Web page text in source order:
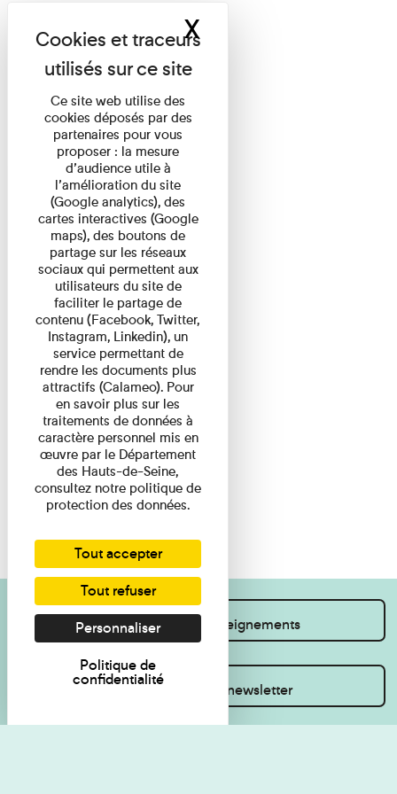
Je souhaite des renseignements
Inscrivez-vous à la newsletter
Ce site web utilise des
cookies déposés par des
partenaires pour vous
proposer : la mesure
d’audience utile à
l’amélioration du site
(Google analytics), des
cartes interactives (Google
maps), des boutons de
partage sur les réseaux
sociaux qui permettent aux
utilisateurs du site de
faciliter le partage de
contenu (Facebook, Twitter,
Instagram, Linkedin), un
service permettant de
rendre les documents plus
attractifs (Calameo). Pour
en savoir plus sur les
traitements de données à
caractère personnel mis en
œuvre par le Département
des Hauts-de-Seine,
consultez notre politique de
protection des données.
Tout accepter
Tout refuser
Personnaliser
Politique de
confidentialité
XMasquer le